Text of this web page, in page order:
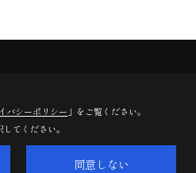
Rights Reserved.
バシーポリシー 」をご覧ください。
てください。
同意しない